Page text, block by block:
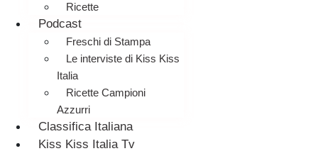
Ricette
Podcast
Freschi di Stampa
Le interviste di Kiss Kiss
Italia
Ricette Campioni
Azzurri
Classifica Italiana
Kiss Kiss Italia Tv